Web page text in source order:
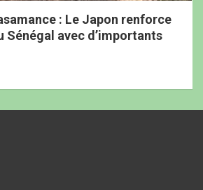
: Le Japon renforce
Sénégal avec d’importants